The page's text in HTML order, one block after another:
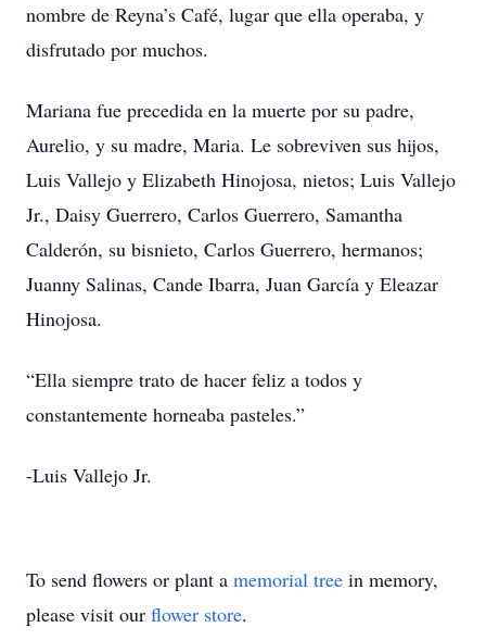
nombre de Reyna’s Café, lugar que ella operaba, y
disfrutado por muchos.
Mariana fue precedida en la muerte por su padre,
Aurelio, y su madre, Maria. Le sobreviven sus hijos,
Luis Vallejo y Elizabeth Hinojosa, nietos; Luis Vallejo
Jr., Daisy Guerrero, Carlos Guerrero, Samantha
Calderón, su bisnieto, Carlos Guerrero, hermanos;
Juanny Salinas, Cande Ibarra, Juan García y Eleazar
Hinojosa.
“Ella siempre trato de hacer feliz a todos y
constantemente horneaba pasteles.”
-Luis Vallejo Jr.
To send flowers or plant a memorial tree in memory,
please visit our flower store.